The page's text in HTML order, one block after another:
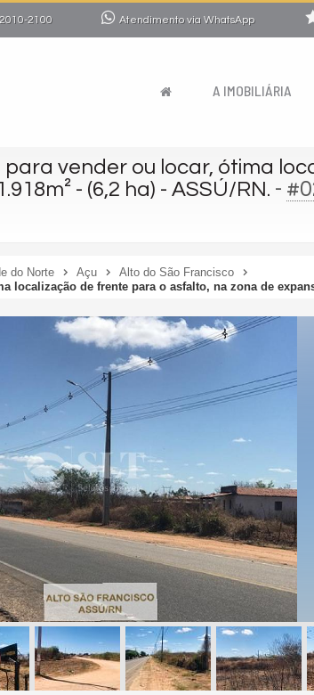
2100 Atendimento via WhatsApp
A IMOBILIÁRIA
para vender ou locar, ótima
- (6,2 ha) - ASSÚ/RN. -
do Norte Açu
Alto do São Francisco
localização de frente para o asfalto, na zona de